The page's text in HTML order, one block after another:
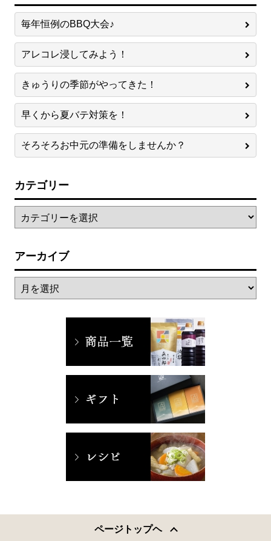
毎年恒例のBBQ大会♪
アレコレ浸してみよう！
きゅうりの季節がやってきた！
早くから夏バテ対策を！
そろそろお中元の準備をしませんか？
カテゴリー
アーカイブ
ページトップヘ